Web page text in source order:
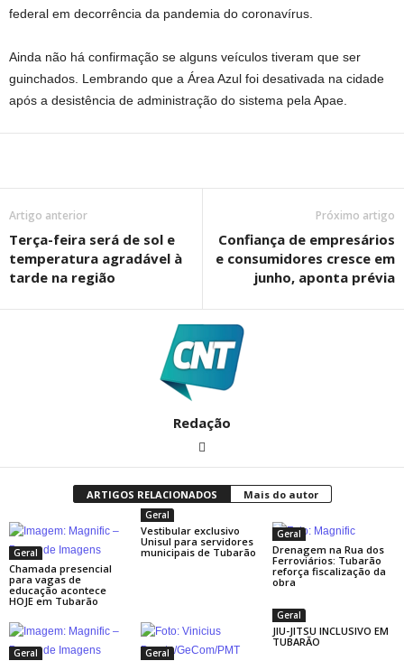
federal em decorrência da pandemia do coronavírus.
Ainda não há confirmação se alguns veículos tiveram que ser
guinchados. Lembrando que a Área Azul foi desativada na cidade
após a desistência de administração do sistema pela Apae.
Artigo anterior
Terça-feira será de sol e
temperatura agradável à
tarde na região
Próximo artigo
Confiança de empresários
e consumidores cresce em
junho, aponta prévia
Redação
ARTIGOS RELACIONADOS Mais do autor
Geral
Chamada presencial
para vagas de
educação acontece
HOJE em Tubarão
Geral
Vestibular exclusivo
Unisul para servidores
municipais de Tubarão
Geral
Drenagem na Rua dos
Ferroviários: Tubarão
reforça fiscalização da
obra
Geral Geral
Geral
JIU-JITSU INCLUSIVO EM
TUBARÃO